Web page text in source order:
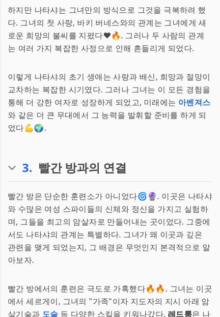
하지만 나타샤는 그녀만의 방식으로 그것을 극복하려 했
다. 그녀의 첫 사랑, 바키 버네스와의 관계는 그녀에게 새
로운 희망의 불씨를 지폈다❤️🔥. 그러나 두 사람의 관계
는 여러 가지 복잡한 사정으로 인해 흔들리게 되었다.
이렇게 나타샤의 초기 생애는 사랑과 배신, 희망과 절망이
교차하는 복잡한 시기였다. 그러나 그녀는 이 모든 경험을
통해 더 강한 여자로 성장하게 되었고, 미래에는 아벤져스
와 같은 더 큰 무대에서 그 능력을 발휘할 준비를 하게 되
었다💪🌍.
3. 빨간 방과의 연결
빨간 방은 단순한 훈련소가 아니었다🌀🔮. 이곳은 나타샤
와 수많은 여성 스파이들의 신체와 정신을 가지고 실험하
며, 그들을 최고의 암살자로 만들어내는 곳이었다. 그중에
서도 나타샤의 관계는 특별하다. 그녀가 왜 이곳과 깊은
관련을 맺게 되었는지, 그 배경은 무엇인지 본격적으로 알
아보자.
빨간 방에서의 훈련은 극도로 가혹했다🔥🔥. 그녀는 이곳
에서 세르게이, 그녀의 "가족"이자 지도자의 지시 아래 암
살기술과 도술 등 다양한 스킬을 키워나갔다. 레드룸은 나